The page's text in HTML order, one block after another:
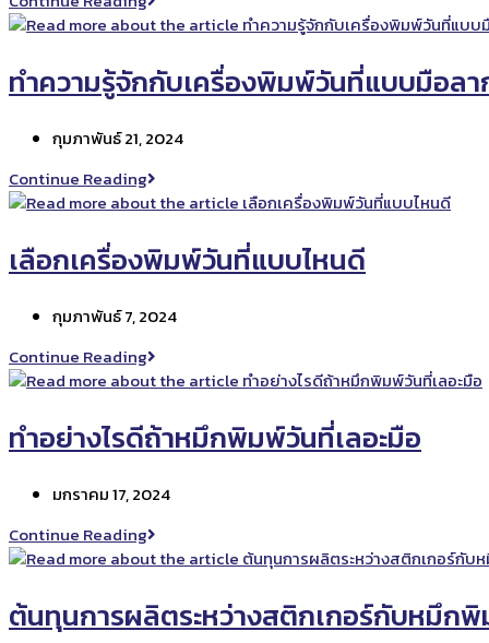
ที่
ผลิต
วัน
ผลิต
ระบบ
VS.
CIJ
ต่าง
กัน
ไง
ทำความรู้จักกับเครื่องพิมพ์วันที่แบบมือล
Post
กุมภาพันธ์ 21, 2024
Continue Readingทำความ
รู้จัก
เครื่องพิมพ์
วัน
แบบ
มือ
ลาก
เลือกเครื่องพิมพ์วันที่แบบไหนดี
Post
กุมภาพันธ์ 7, 2024
Continue Readingเลือก
เครื่องพิมพ์
ที่
แบบ
ดี
ทำอย่างไรดีถ้าหมึกพิมพ์วันที่เลอะมือ
Post
มกราคม 17, 2024
Continue Readingทำ
อย่างไร
ถ้า
หมึก
ต้นทุนการผลิตระหว่างสติกเกอร์กับหมึก